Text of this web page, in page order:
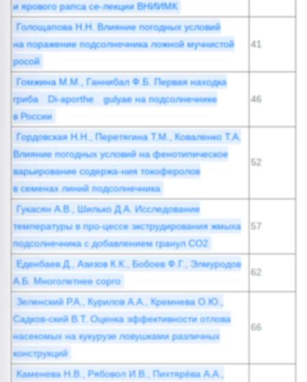
и ярового рапса се-лекции ВНИИМК
Голощапова Н.Н. Влияние погодных условий
на поражение подсолнечника ложной мучнистой
росой
41
Гомжина М.М., Ганнибал Ф.Б. Первая находка
гриба
Di-aporthe
gulyae на подсолнечнике
в России
46
Гордовская Н.Н., Перетягина Т.М., Коваленко Т.А.
Влияние погодных условий на фенотипическое
варьирование содержа-ния токоферолов
в семенах линий подсолнечника
52
Гукасян А.В., Шилько Д.А. Исследование
температуры в про-цессе экструдирования жмыха
подсолнечника с добавлением гранул СО2
57
Еденбаев Д., Азизов К.К., Бобоев Ф.Г., Элмуродов
А.Б. Многолетнее сорго
62
Зеленский Р.А., Курилов А.А., Кремнева О.Ю.,
Садков-ский В.Т. Оценка эффективности отлова
насекомых на кукурузе ловушками различных
конструкций
66
Каменева Н.В., Рябовол И.В., Пихтярёва А.А.,